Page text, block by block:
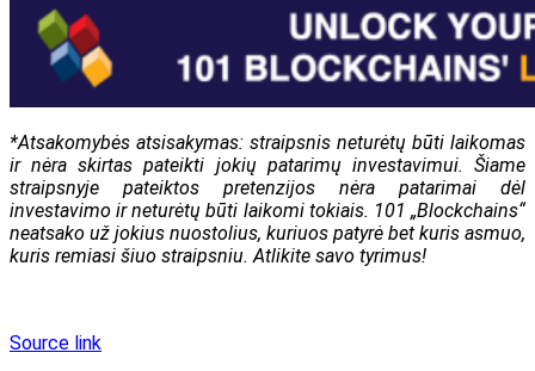
*Atsakomybės atsisakymas: straipsnis neturėtų būti laikomas
ir nėra skirtas pateikti jokių patarimų investavimui. Šiame
straipsnyje pateiktos pretenzijos nėra patarimai dėl
investavimo ir neturėtų būti laikomi tokiais. 101 „Blockchains“
neatsako už jokius nuostolius, kuriuos patyrė bet kuris asmuo,
kuris remiasi šiuo straipsniu. Atlikite savo tyrimus!
Source link